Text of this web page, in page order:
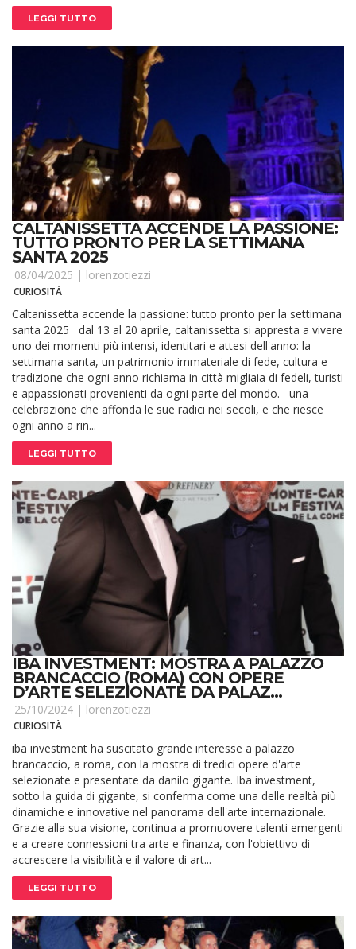
LEGGI TUTTO
CALTANISSETTA ACCENDE LA PASSIONE:
TUTTO PRONTO PER LA SETTIMANA
SANTA 2025
08/04/2025 | lorenzotiezzi
CURIOSITÀ
Caltanissetta accende la passione: tutto pronto per la settimana
santa 2025 dal 13 al 20 aprile, caltanissetta si appresta a vivere
uno dei momenti più intensi, identitari e attesi dell'anno: la
settimana santa, un patrimonio immateriale di fede, cultura e
tradizione che ogni anno richiama in città migliaia di fedeli, turisti
e appassionati provenienti da ogni parte del mondo. una
celebrazione che affonda le sue radici nei secoli, e che riesce
ogni anno a rin...
LEGGI TUTTO
IBA INVESTMENT: MOSTRA A PALAZZO
BRANCACCIO (ROMA) CON OPERE
D’ARTE SELEZIONATE DA PALAZ...
25/10/2024 | lorenzotiezzi
CURIOSITÀ
iba investment ha suscitato grande interesse a palazzo
brancaccio, a roma, con la mostra di tredici opere d'arte
selezionate e presentate da danilo gigante. Iba investment,
sotto la guida di gigante, si conferma come una delle realtà più
dinamiche e innovative nel panorama dell'arte internazionale.
Grazie alla sua visione, continua a promuovere talenti emergenti
e a creare connessioni tra arte e finanza, con l'obiettivo di
accrescere la visibilità e il valore di art...
LEGGI TUTTO